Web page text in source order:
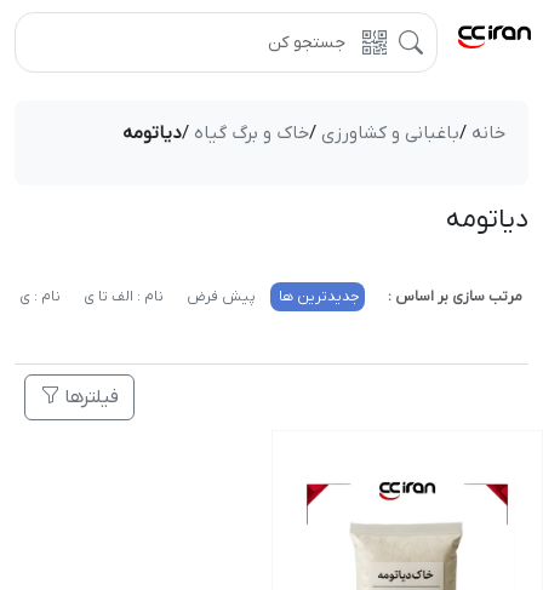
خانه /باغبانی و کشاورزی /خاک و برگ گیاه /دیاتومه
دیاتومه
مرتب سازی بر اساس : جدیدترین ها پیش فرض نام : الف تا ی نام : ی
فیلترها